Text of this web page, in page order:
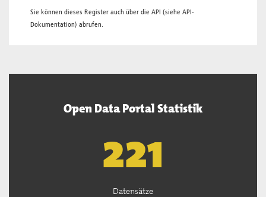
Sie können dieses Register auch über die API (siehe API-
Dokumentation) abrufen.
Open Data Portal Statistik
222
Datensätze